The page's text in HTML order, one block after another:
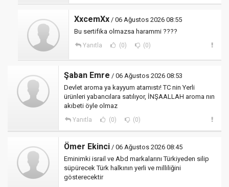
XxcemXx / 06 Ağustos 2026 08:55
Bu sertifika olmazsa harammi ????
Yanıtla (0) (0)
Şaban Emre / 06 Ağustos 2026 08:53
Devlet aroma ya kayyum atamıstı! TC nin Yerli
ürünleri yabancılara satılıyor, İNŞAALLAH aroma nın
akıbeti öyle olmaz
Yanıtla (0) (0)
Ömer Ekinci / 06 Ağustos 2026 08:45
Eminimki israil ve Abd markalarını Türkiyeden silip
süpürecek Türk halkının yerli ve milliliğini
gösterecektir